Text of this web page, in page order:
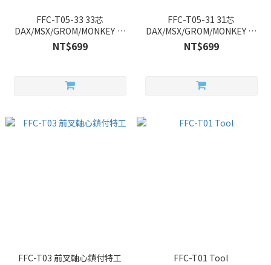
FFC-T05-33 33芯
DAX/MSX/GROM/MONKEY 內
管夾專用
NT$699
FFC-T05-31 31芯
DAX/MSX/GROM/MONKEY 內
管夾專用
NT$699
FFC-T03 前叉軸心鎖付特工 FFC-T01 Tool